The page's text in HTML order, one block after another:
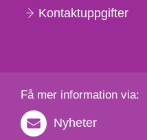
Kontaktuppgifter
Få mer information via:
Nyheter